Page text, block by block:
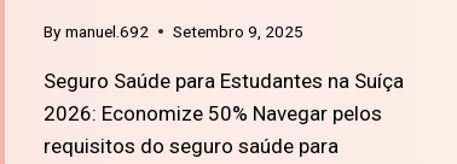
By manuel.692 Setembro 9, 2025
Seguro Saúde para Estudantes na Suíça
2026: Economize 50% Navegar pelos
requisitos do seguro saúde para